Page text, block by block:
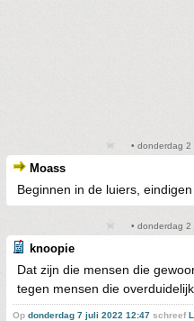
• donderdag 2
Moass
Beginnen in de luiers, eindigen
• donderdag 2
knoopie
Dat zijn die mensen die
tegen mensen die
Op donderdag 7 juli 2022 12:47 schreef